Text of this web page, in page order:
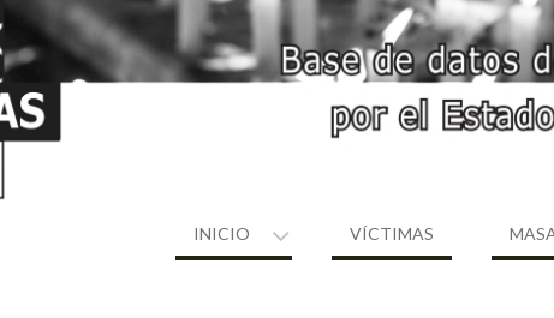
INICIO VÍCTIMAS